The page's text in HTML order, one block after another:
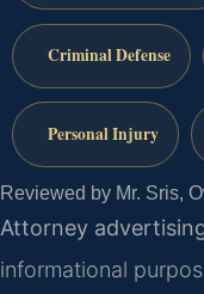
Criminal Defense
Personal Injury
Reviewed by Mr. Sris,
Attorney
informational